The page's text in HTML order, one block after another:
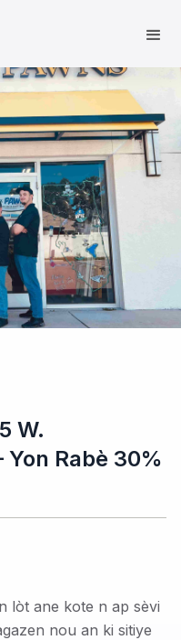
W.
Yon Rabè 30%
lòt ane kote n ap sèvi
nou an ki sitiye